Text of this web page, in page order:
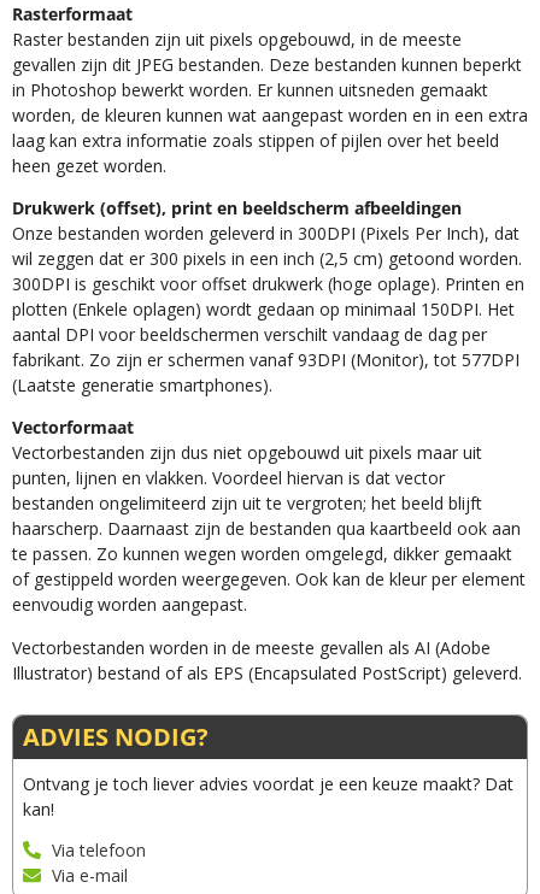
Rasterformaat
Raster bestanden zijn uit pixels opgebouwd, in de meeste
gevallen zijn dit JPEG bestanden. Deze bestanden kunnen beperkt
in Photoshop bewerkt worden. Er kunnen uitsneden gemaakt
worden, de kleuren kunnen wat aangepast worden en in een extra
laag kan extra informatie zoals stippen of pijlen over het beeld
heen gezet worden.
Drukwerk (offset), print en beeldscherm afbeeldingen
Onze bestanden worden geleverd in 300DPI (Pixels Per Inch), dat
wil zeggen dat er 300 pixels in een inch (2,5 cm) getoond worden.
300DPI is geschikt voor offset drukwerk (hoge oplage). Printen en
plotten (Enkele oplagen) wordt gedaan op minimaal 150DPI. Het
aantal DPI voor beeldschermen verschilt vandaag de dag per
fabrikant. Zo zijn er schermen vanaf 93DPI (Monitor), tot 577DPI
(Laatste generatie smartphones).
Vectorformaat
Vectorbestanden zijn dus niet opgebouwd uit pixels maar uit
punten, lijnen en vlakken. Voordeel hiervan is dat vector
bestanden ongelimiteerd zijn uit te vergroten; het beeld blijft
haarscherp. Daarnaast zijn de bestanden qua kaartbeeld ook aan
te passen. Zo kunnen wegen worden omgelegd, dikker gemaakt
of gestippeld worden weergegeven. Ook kan de kleur per element
eenvoudig worden aangepast.
Vectorbestanden worden in de meeste gevallen als AI (Adobe
Illustrator) bestand of als EPS (Encapsulated PostScript) geleverd.
ADVIES NODIG?
Ontvang je toch liever advies voordat je een keuze maakt? Dat
kan!
Via telefoon
Via e-mail